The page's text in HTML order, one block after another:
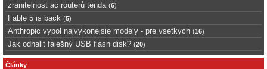
zranitelnost ac routerů tenda (6)
Fable 5 is back (5)
Anthropic vypol najvykonejsie modely - pre vsetkych (16)
Jak odhalit falešný USB flash disk? (20)
Články